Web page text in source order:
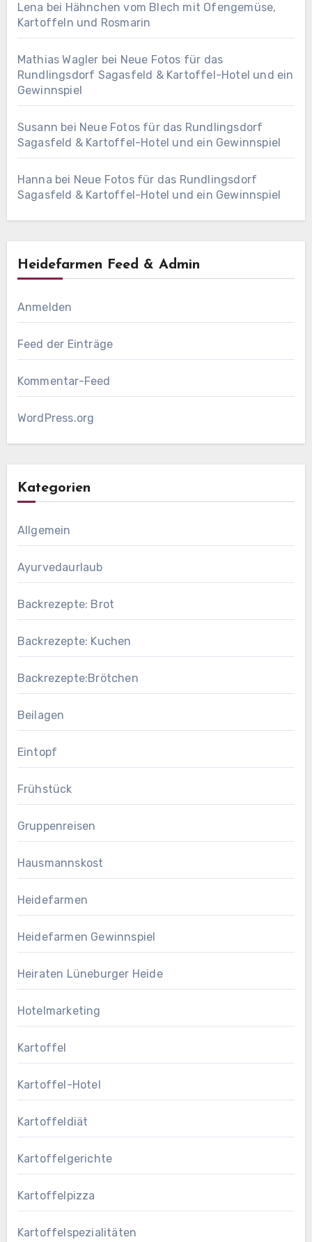
Lena bei Hähnchen vom Blech mit Ofengemüse,
Kartoffeln und Rosmarin
Mathias Wagler bei Neue Fotos für das
Rundlingsdorf Sagasfeld & Kartoffel-Hotel und ein
Gewinnspiel
Susann bei Neue Fotos für das Rundlingsdorf
Sagasfeld & Kartoffel-Hotel und ein Gewinnspiel
Hanna bei Neue Fotos für das Rundlingsdorf
Sagasfeld & Kartoffel-Hotel und ein Gewinnspiel
Heidefarmen Feed & Admin
Anmelden
Feed der Einträge
Kommentar-Feed
WordPress.org
Kategorien
Allgemein
Ayurvedaurlaub
Backrezepte: Brot
Backrezepte: Kuchen
Backrezepte:Brötchen
Beilagen
Eintopf
Frühstück
Gruppenreisen
Hausmannskost
Heidefarmen
Heidefarmen Gewinnspiel
Heiraten Lüneburger Heide
Hotelmarketing
Kartoffel
Kartoffel-Hotel
Kartoffeldiät
Kartoffelgerichte
Kartoffelpizza
Kartoffelspezialitäten